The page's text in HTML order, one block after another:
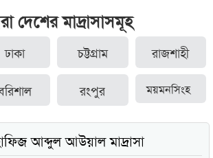
দেশের মাদ্রাসাসমূহ
ঢাকা চট্টগ্রাম রাজশাহী
রংপুর ময়মনসিংহ
আব্দুল আউয়াল মাদ্রাসা